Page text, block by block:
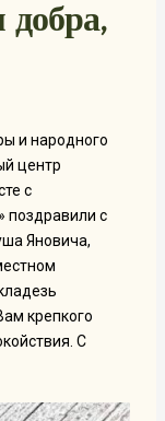
и народного
центр
с
поздравили с
Яновича,
крепкого
С